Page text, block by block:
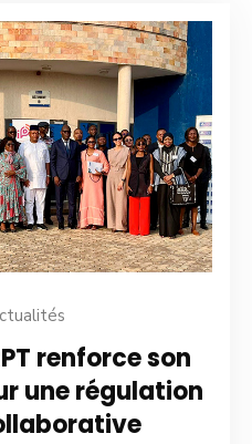
renforce son
une régulation